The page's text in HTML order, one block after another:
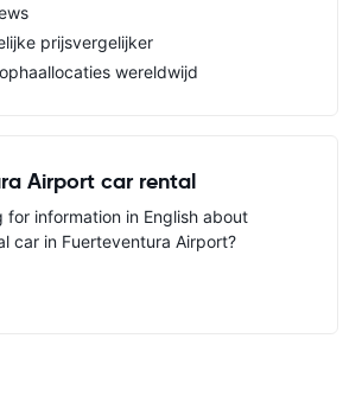
prijsvergelijker
ophaallocaties wereldwijd
Airport car rental
for information in English about
car in Fuerteventura Airport?